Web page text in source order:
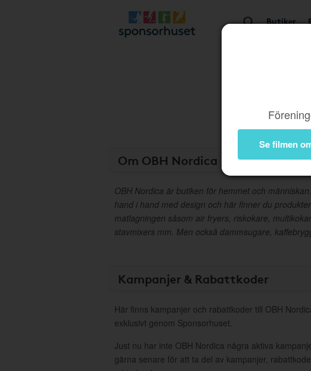
Butiker
Se filmen
Om OBH Nordica
OBH Nordica är butiken för hemmet och
hand i hand med design och här finner du
matlagningen såsom air fryers, riskokare,
stavmixers mm. Men också dammsugare,
Kampanjer & Rabattkoder
Här finns kampanjer och rabattkoder till OBH
exklusivt genom Sponsorhuset.
Just nu har inte OBH Nordica några aktiva
gärna senare för att ta del av kampanjer,